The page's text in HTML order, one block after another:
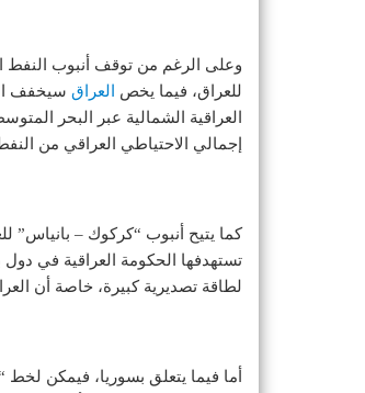
للعراق، فيما يخص
العراق سيخفف
إجمالي الاحتياطي العراقي من
كما يتيح أنبوب “كركوك – بانياس”
تستهدفها الحكومة العراقية في
لطاقة تصديرية كبيرة، خاصة أن العراق يعمل على زيادة
أما فيما يتعلق بسوريا، فيمكن لخط